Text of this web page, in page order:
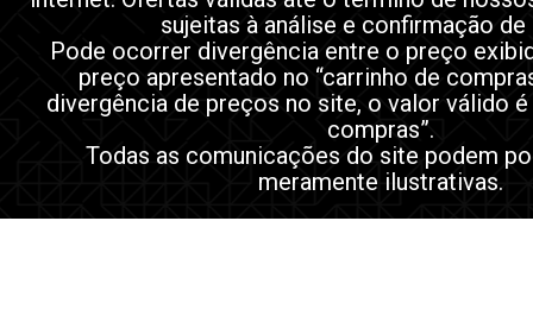
sujeitas à análise e confirmação de
Pode ocorrer divergência entre o preço
preço apresentado no “carrinho de
divergência de preços no site, o valor válido é
compras”.
Todas as comunicações do site podem
meramente ilustrativas.